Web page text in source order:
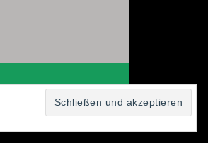
Tempera